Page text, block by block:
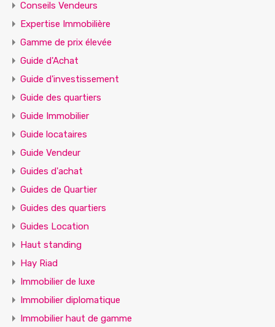
Conseils Vendeurs
Expertise Immobilière
Gamme de prix élevée
Guide d'Achat
Guide d'investissement
Guide des quartiers
Guide Immobilier
Guide locataires
Guide Vendeur
Guides d'achat
Guides de Quartier
Guides des quartiers
Guides Location
Haut standing
Hay Riad
Immobilier de luxe
Immobilier diplomatique
Immobilier haut de gamme